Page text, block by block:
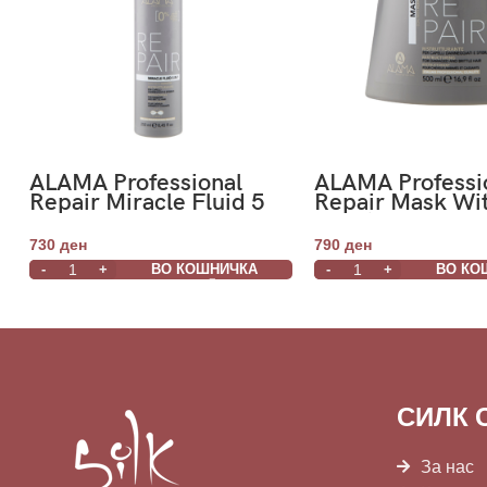
ALAMA Professional
Repair Miracle Fluid 5
IN 1- Чудотворен
флуид 5 во 1 за
реструктуирање на
сува,оштетена и
730 ден
ВО КОШНИЧКА
ALAMA
Repair Mask
Keratin- Маска
кршлива коса
790 ден
ВО
СИЛК
За нас